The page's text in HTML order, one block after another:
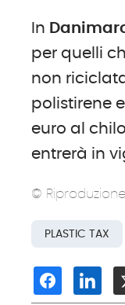
In
per quelli
non
polistirene
euro al
entrerà in
©
PLASTIC TAX